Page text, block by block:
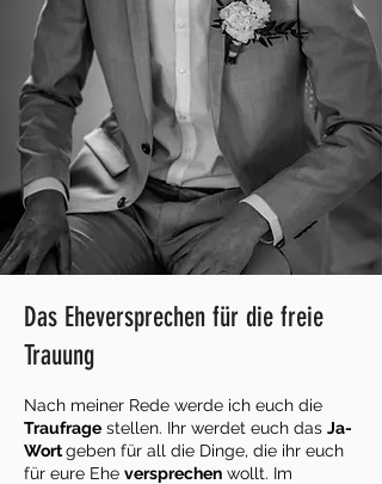
Das Eheversprechen für die freie
Trauung
Nach meiner Rede werde ich euch die
Traufrage stellen. Ihr werdet euch das Ja-
Wortgeben für all die Dinge, die ihr euch
für eure Ehe versprechen wollt. Im